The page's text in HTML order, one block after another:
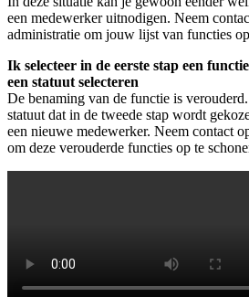
een medewerker uitnodigen. Neem
administratie om jouw lijst van functies
Ik selecteer in de eerste stap een
een statuut selecteren
De benaming van de functie is
statuut dat in de tweede stap wordt
een nieuwe medewerker. Neem contact
om deze verouderde functies op te